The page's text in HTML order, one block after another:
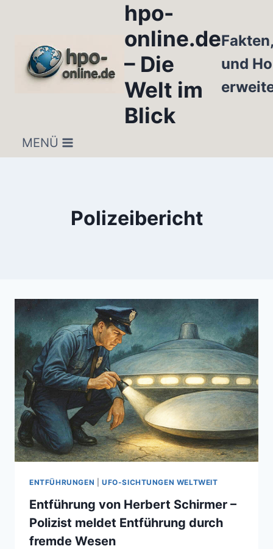
hpo-
online.de
– Die
Welt im
Blick
und
MENÜ
Polizeibericht
ENTFÜHRUNGEN UFO-SICHTUNGEN WELTWEIT
Entführung von Herbert Schirmer –
Polizist meldet Entführung durch
fremde Wesen